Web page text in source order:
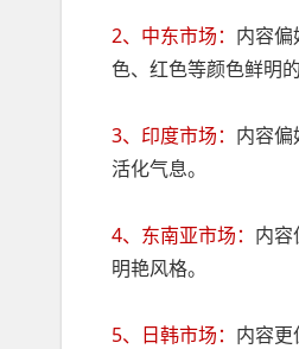
2、中东市场： 内容
色、红色等颜色鲜明
3、印度市场： 内容
活化气息。
4、东南亚市场： 内
明艳风格。
5、日韩市场： 内容